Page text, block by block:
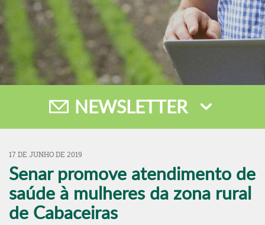
NEWSLETTER
17 DE JUNHO DE 2019
Senar promove atendimento de
saúde à mulheres da zona rural
de Cabaceiras